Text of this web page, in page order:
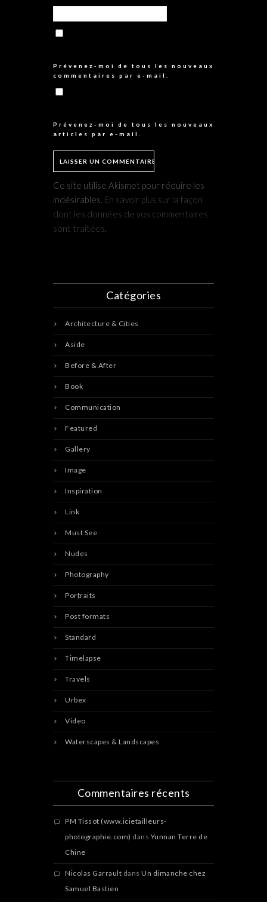
Prévenez-moi de tous les nouveaux
commentaires par e-mail.
Prévenez-moi de tous les nouveaux
articles par e-mail.
Ce site utilise Akismet pour réduire les
indésirables. En savoir plus sur la façon
dont les données de vos commentaires
sont traitées.
Catégories
Architecture & Cities
Aside
Before & After
Book
Communication
Featured
Gallery
Image
Inspiration
Link
Must See
Nudes
Photography
Portraits
Post formats
Standard
Timelapse
Travels
Urbex
Video
Waterscapes & Landscapes
Commentaires récents
PM Tissot (www.icietailleurs-
photographie.com) dans Yunnan Terre de
Chine
Nicolas Garrault dans Un dimanche chez
Samuel Bastien